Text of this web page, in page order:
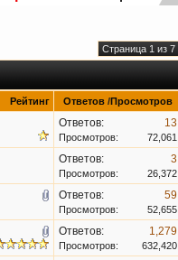
Страница 1 из 7
Рейтинг Ответов /Просмотров
13
Ответов:
72,061
Просмотров:
3
Ответов:
26,372
Просмотров:
59
Ответов:
52,655
Просмотров:
1,279
Ответов:
632,420
Просмотров: